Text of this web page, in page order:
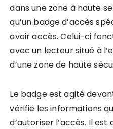
dans une zone à haute
qu’un badge d’accès
avoir accès. Celui-ci
avec un lecteur situé à
d’une zone de haute
Le badge est agité
vérifie les informations
d’autoriser l’accès. Il